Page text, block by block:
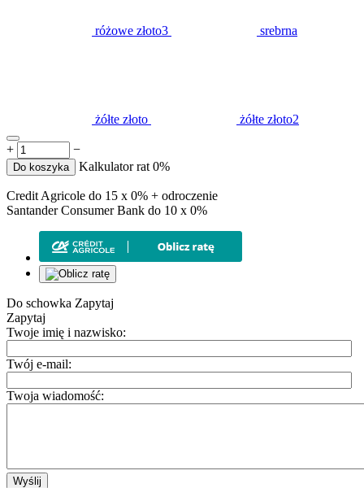
różowe złoto3 srebrna
żółte złoto żółte złoto2
+ −
Do koszyka Kalkulator rat 0%
Credit Agricole do 15 x 0% + odroczenie
Santander Consumer Bank do 10 x 0%
Do schowka Zapytaj
Zapytaj
Twoje imię i nazwisko:
Twój e-mail:
Twoja wiadomość:
Wyślij